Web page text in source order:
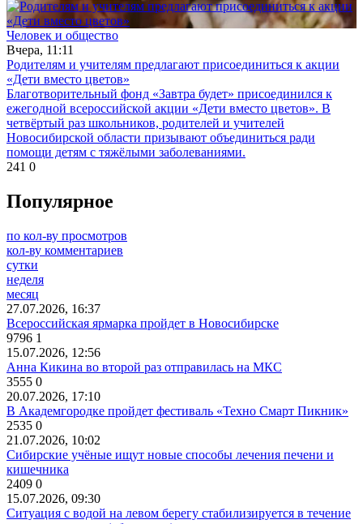
Человек и общество
Вчера, 11:11
Родителям и учителям предлагают присоединиться к акции
«Дети вместо цветов»
Благотворительный фонд «Завтра будет» присоединился к
ежегодной всероссийской акции «Дети вместо цветов». В
четвёртый раз школьников, родителей и учителей
Новосибирской области призывают объединиться ради
помощи детям с тяжёлыми заболеваниями.
241 0
Популярное
по кол-ву просмотров
кол-ву комментариев
сутки
неделя
месяц
27.07.2026, 16:37
Всероссийская ярмарка пройдет в Новосибирске
9796 1
15.07.2026, 12:56
Анна Кикина во второй раз отправилась на МКС
3555 0
20.07.2026, 17:10
В Академгородке пройдет фестиваль «Техно Смарт Пикник»
2535 0
21.07.2026, 10:02
Сибирские учёные ищут новые способы лечения печени и
кишечника
2409 0
15.07.2026, 09:30
Ситуация с водой на левом берегу стабилизируется в течение